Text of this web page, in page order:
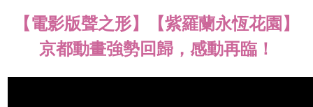
【電影版聲之形】【紫羅蘭永恆花園】
京都動畫強勢回歸，感動再臨！